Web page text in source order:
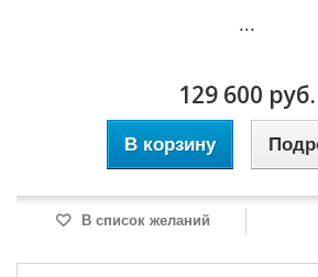
...
129 600 руб.
В корзину
В список желаний